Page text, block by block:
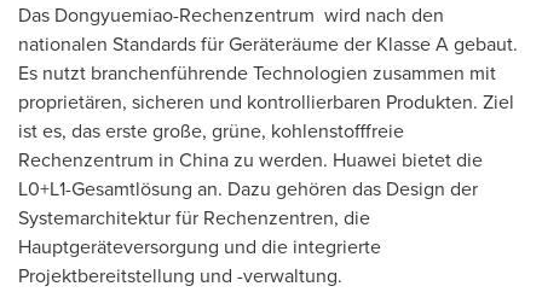
Das Dongyuemiao-Rechenzentrum wird nach den
nationalen Standards für Geräteräume der Klasse A gebaut.
Es nutzt branchenführende Technologien zusammen mit
proprietären, sicheren und kontrollierbaren Produkten. Ziel
ist es, das erste große, grüne, kohlenstofffreie
Rechenzentrum in Chinazu werden. Huawei bietet die
L0+L1-Gesamtlösung an. Dazu gehören das Design der
Systemarchitektur für Rechenzentren, die
Hauptgeräteversorgung und die integrierte
Projektbereitstellung und -verwaltung.